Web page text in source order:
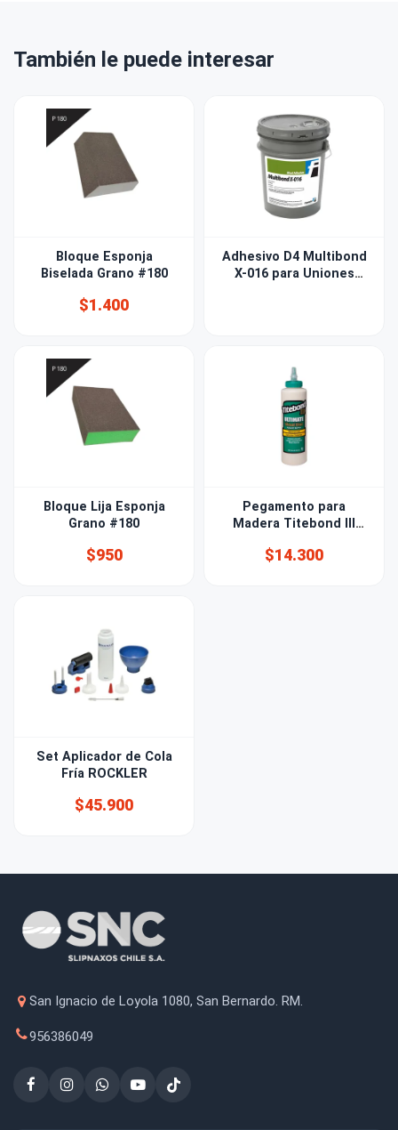
También le puede interesar
Bloque Esponja
Biselada Grano #180
$1.400
Adhesivo D4 Multibond
X-016 para Uniones
Bloque Lija Esponja
Grano #180
$950
Pegamento para
Madera Titebond III
$14.300
Set Aplicador de Cola
Fría ROCKLER
$45.900
San Ignacio de Loyola 1080, San Bernardo. RM.
956386049